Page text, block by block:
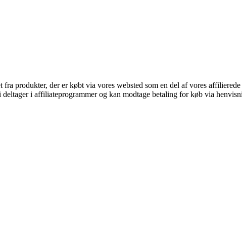
produkter, der er købt via vores websted som en del af vores
i affiliateprogrammer og kan modtage betaling for køb via